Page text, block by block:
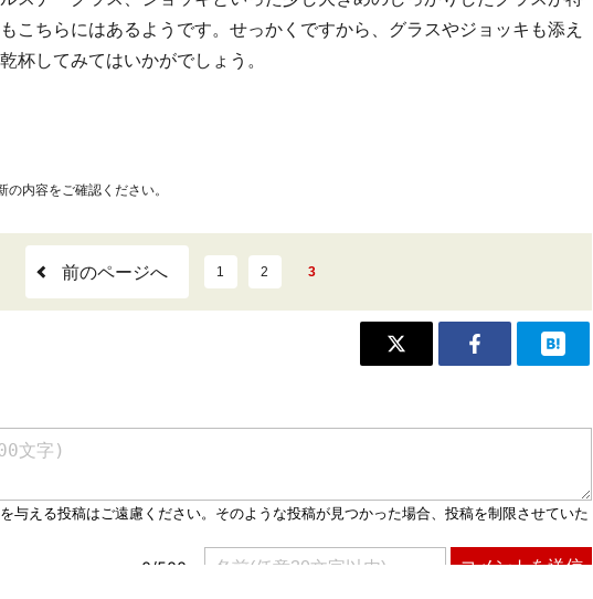
こちらにはあるようです。せっかくですから、グラスやジョッキも添え
杯してみてはいかがでしょう。
内容をご確認ください。
前のページへ 1 2 3